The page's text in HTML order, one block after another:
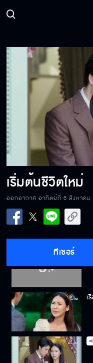
เริ่มต้นชีวิตใหม่
ออกอากาศ อาทิตย์ที่ 6 สิงหาคม
ทีเซอร์
เ
นิ
เ